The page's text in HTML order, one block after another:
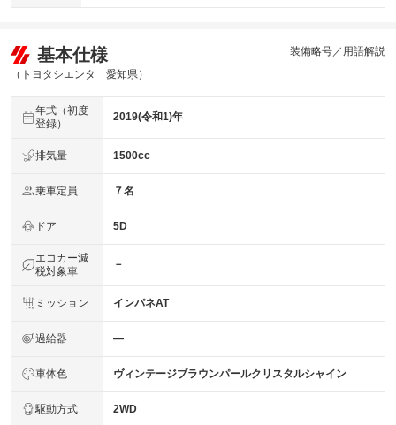
基本仕様
（トヨタシエンタ 愛知県）
装備略号／用語解説
年式（初度
登録）
2019(令和1)年
排気量 1500cc
乗車定員 ７名
ドア 5D
エコカー減
税対象車
－
ミッション インパネAT
過給器 ―
車体色 ヴィンテージブラウンパールクリスタルシャイン
駆動方式 2WD